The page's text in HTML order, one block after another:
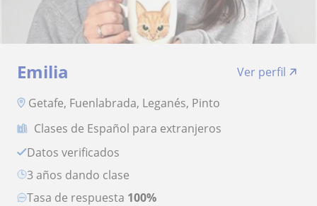
Emilia
Ver perfil
Getafe, Fuenlabrada, Leganés, Pinto
Clases de Español para extranjeros
Datos verificados
3 años dando clase
Tasa de respuesta 100%